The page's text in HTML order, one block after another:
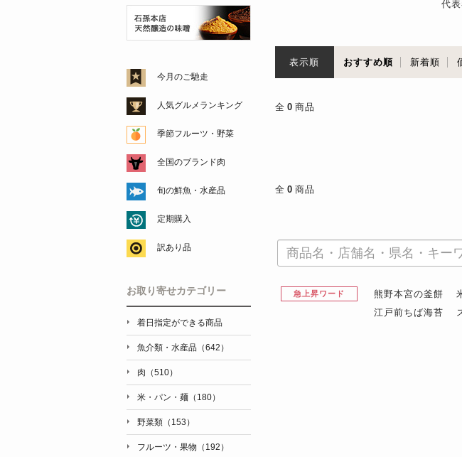
代
表示順 おすすめ順 新着順
全 0 商品
全 0 商品
急上昇ワード 熊野本宮の釜餅
江戸前ちば海苔
今月のご馳走
人気グルメランキング
季節フルーツ・野菜
全国のブランド肉
旬の鮮魚・水産品
定期購入
訳あり品
お取り寄せカテゴリー
着日指定ができる商品
魚介類・水産品（642）
肉（510）
米・パン・麺（180）
野菜類（153）
フルーツ・果物（192）